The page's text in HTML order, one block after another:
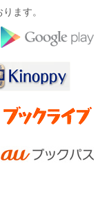
ます。